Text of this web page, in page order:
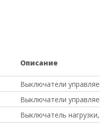
Описание
Выключатели
Выключатели
Выключатель